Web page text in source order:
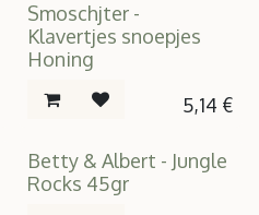
Smoschjter -
Klavertjes snoepjes
Honing
5,14 €
Betty & Albert - Jungle
Rocks 45gr